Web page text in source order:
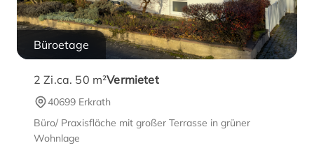
Büroetage
Vermietet
2 Zi.ca. 50 m²
40699 Erkrath
Büro/ Praxisfläche mit großer Terrasse in grüner
Wohnlage